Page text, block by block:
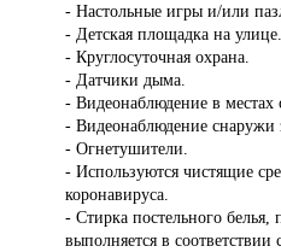
- Настольные игры и/или
- Детская площадка на улице.
- Круглосуточная охрана.
- Датчики дыма.
- Видеонаблюдение в местах
- Видеонаблюдение снаружи
- Огнетушители.
- Используются чистящие
коронавируса.
- Стирка постельного белья,
выполняется в